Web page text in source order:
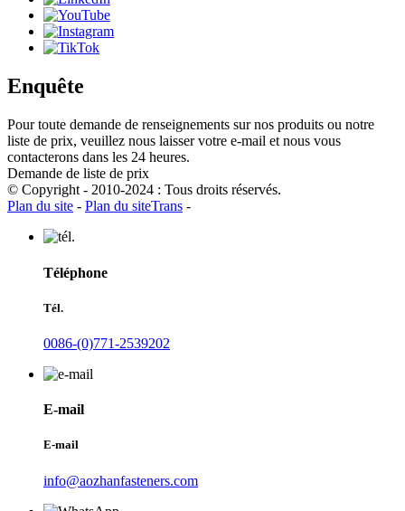
Enquête
Pour toute demande de renseignements sur nos produits ou notre
liste de prix, veuillez nous laisser votre e-mail et nous vous
contacterons dans les 24 heures.
Demande de liste de prix
© Copyright - 2010-2024 : Tous droits réservés.
Plan du site - Plan du siteTrans -
Téléphone
Tél.
0086-(0)771-2539202
E-mail
E-mail
info@aozhanfasteners.com